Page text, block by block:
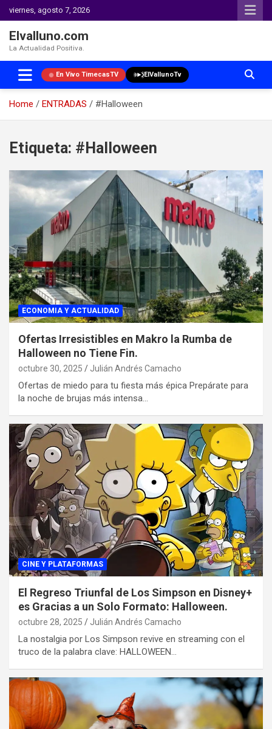
viernes, agosto 7, 2026
Elvalluno.com
La Actualidad Positiva.
En Vivo TimecasTV ElVallunoTv
Home ENTRADAS
#Halloween
content
Etiqueta: #Halloween
ECONOMIA Y ACTUALIDAD
Ofertas Irresistibles en Makro la Rumba de
Halloween no Tiene Fin.
octubre 30, 2025 Julián Andrés Camacho
Ofertas de miedo para tu fiesta más épica Prepárate para
la noche de brujas más intensa…
CINE Y PLATAFORMAS
El Regreso Triunfal de Los Simpson en Disney+
es Gracias a un Solo Formato: Halloween.
octubre 28, 2025 Julián Andrés Camacho
La nostalgia por Los Simpson revive en streaming con el
truco de la palabra clave: HALLOWEEN…